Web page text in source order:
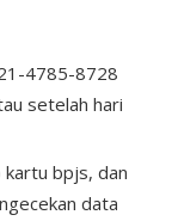
4785-8728
setelah hari
bpjs, dan
data